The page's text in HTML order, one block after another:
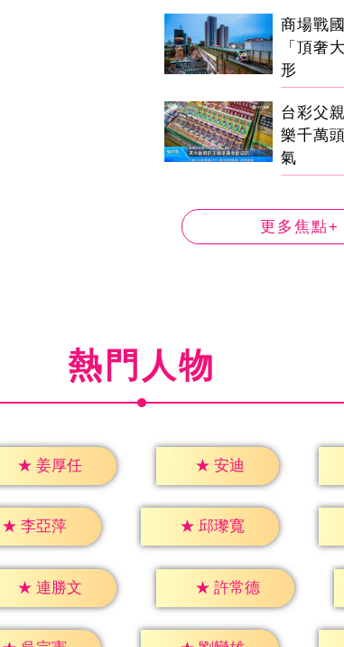
商場戰
「頂奢
形
台彩父
樂千萬
氣
更多焦點+
熱門人物
★ 姜厚任 ★ 安迪
★ 李亞萍 ★ 邱瓈寬
★ 連勝文 ★ 許常德